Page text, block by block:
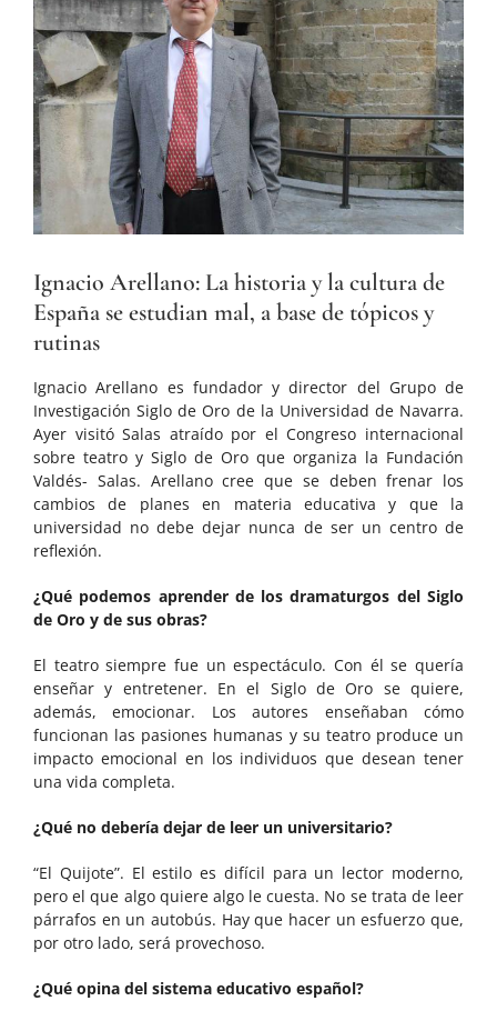
grande
Ignacio Arellano: La historia y la cultura de
España se estudian mal, a base de tópicos y
rutinas
Ignacio Arellano es fundador y director del Grupo de
Investigación Siglo de Oro de la Universidad de Navarra.
Ayer visitó Salas atraído por el Congreso internacional
sobre teatro y Siglo de Oro que organiza la Fundación
Valdés- Salas. Arellano cree que se deben frenar los
cambios de planes en materia educativa y que la
universidad no debe dejar nunca de ser un centro de
reflexión.
¿Qué podemos aprender de los dramaturgos del Siglo
de Oro y de sus obras?
El teatro siempre fue un espectáculo. Con él se quería
enseñar y entretener. En el Siglo de Oro se quiere,
además, emocionar. Los autores enseñaban cómo
funcionan las pasiones humanas y su teatro produce un
impacto emocional en los individuos que desean tener
una vida completa.
¿Qué no debería dejar de leer un universitario?
“El Quijote”. El estilo es difícil para un lector moderno,
pero el que algo quiere algo le cuesta. No se trata de leer
párrafos en un autobús. Hay que hacer un esfuerzo que,
por otro lado, será provechoso.
¿Qué opina del sistema educativo español?